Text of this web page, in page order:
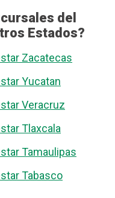
del
Estados?
Zacatecas
Yucatan
Veracruz
Tlaxcala
Tamaulipas
Tabasco